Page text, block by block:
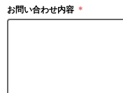
お問い合わせ内容 ＊